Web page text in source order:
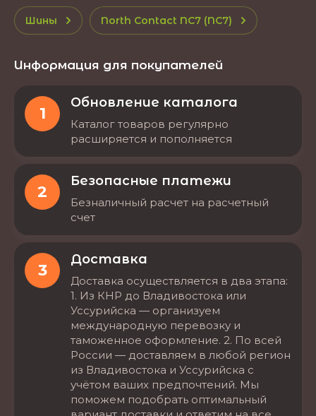
Шины North Contact NC7 (NC7)
Информация для покупателей
1
Обновление каталога
Каталог товаров регулярно
расширяется и пополняется
2
Безопасные платежи
Безналичный расчет на расчетный
счет
3
Доставка
Доставка осуществляется в два этапа:
1. Из КНР до Владивостока или
Уссурийска — организуем
международную перевозку и
таможенное оформление. 2. По всей
России — доставляем в любой регион
из Владивостока и Уссурийска с
учётом ваших предпочтений. Мы
поможем подобрать оптимальный